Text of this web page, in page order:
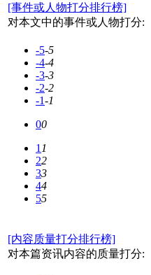
[事件或人物打分排行榜]
对本文中的事件或人物打分:
-5-5
-4-4
-3-3
-2-2
-1-1
00
11
22
33
44
55
[内容质量打分排行榜]
对本篇资讯内容的质量打分: